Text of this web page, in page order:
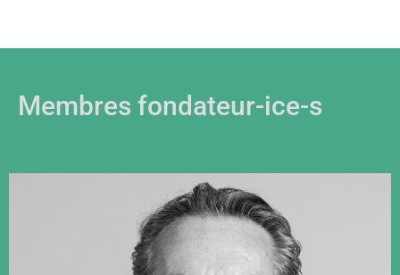
Membres fondateur-ice-s